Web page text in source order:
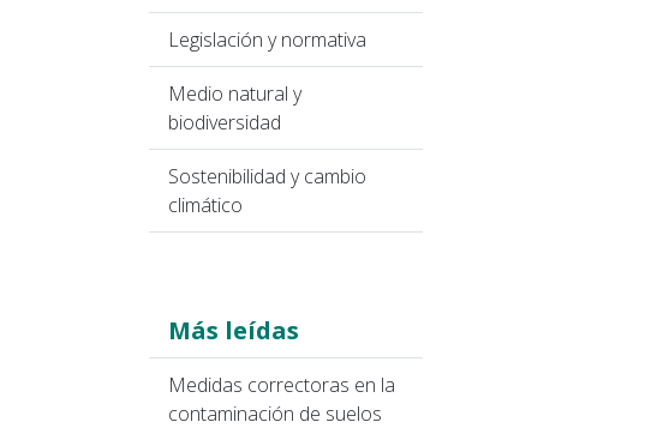
Legislación y normativa
Medio natural y
biodiversidad
Sostenibilidad y cambio
climático
Más leídas
Medidas correctoras en la
contaminación de suelos